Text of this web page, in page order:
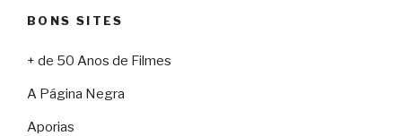
BONS SITES
+ de 50 Anos de Filmes
A Página Negra
Aporias